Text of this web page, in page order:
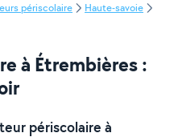
périscolaire
Haute-savoie
à Étrembières :
périscolaire à